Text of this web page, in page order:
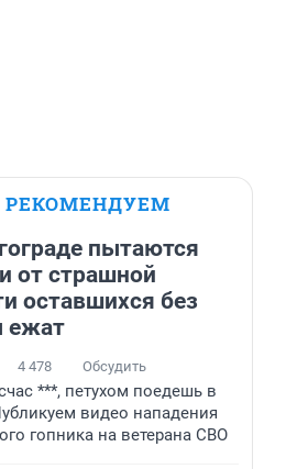
РЕКОМЕНДУЕМ
пытаются
от страшной
оставшихся без
4 478 Обсудить
***, петухом поедешь в
видео нападения
гопника на ветерана СВО